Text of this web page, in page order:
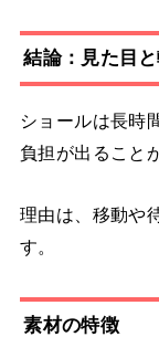
結論：見た目
ショールは長時
負担が出ること
理由は、移動や
す。
素材の特徴